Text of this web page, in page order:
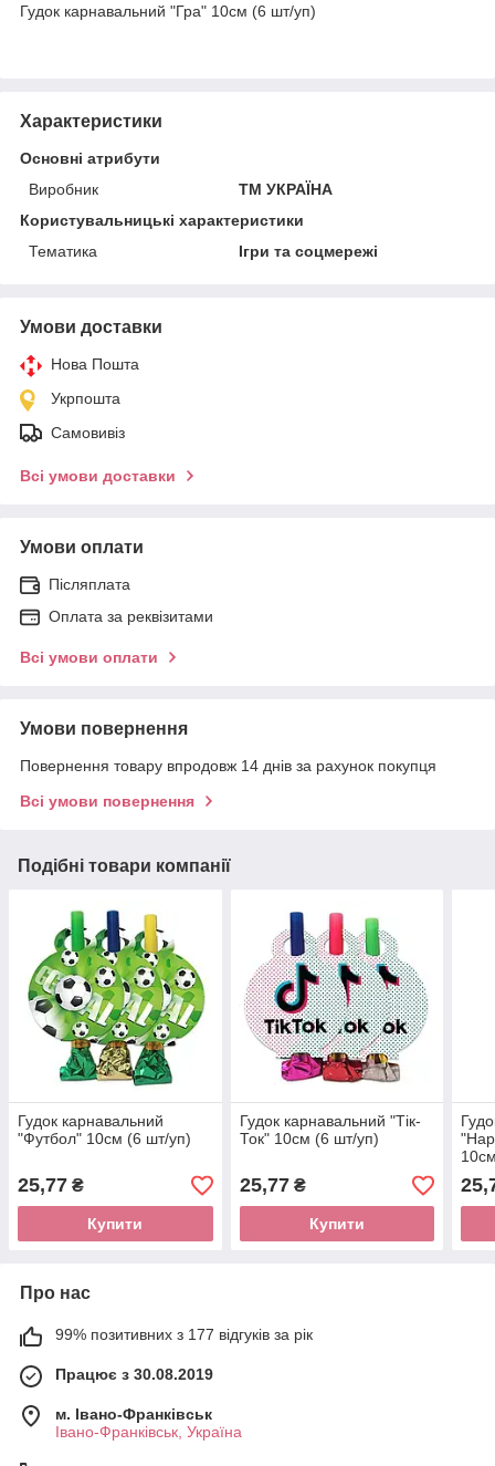
Гудок карнавальний "Гра" 10см (6 шт/уп)
Характеристики
Основні атрибути
Виробник
ТМ УКРАЇНА
Користувальницькі характеристики
Тематика
Ігри та соцмережі
Умови доставки
Нова Пошта
Укрпошта
Самовивіз
Всі умови доставки
Умови оплати
Післяплата
Оплата за реквізитами
Всі умови оплати
Умови повернення
Повернення товару впродовж 14 днів за рахунок покупця
Всі умови повернення
Подібні товари компанії
Гудок карнавальний
"Футбол" 10см (6 шт/уп)
25,77 ₴
Купити
Гудок карнавальний "Тік-
Ток" 10см (6 шт/уп)
25,77₴
Купити
Про нас
99% позитивних з 177 відгуків за рік
Працює з 30.08.2019
м. Івано-Франківськ
Івано-Франківськ, Україна